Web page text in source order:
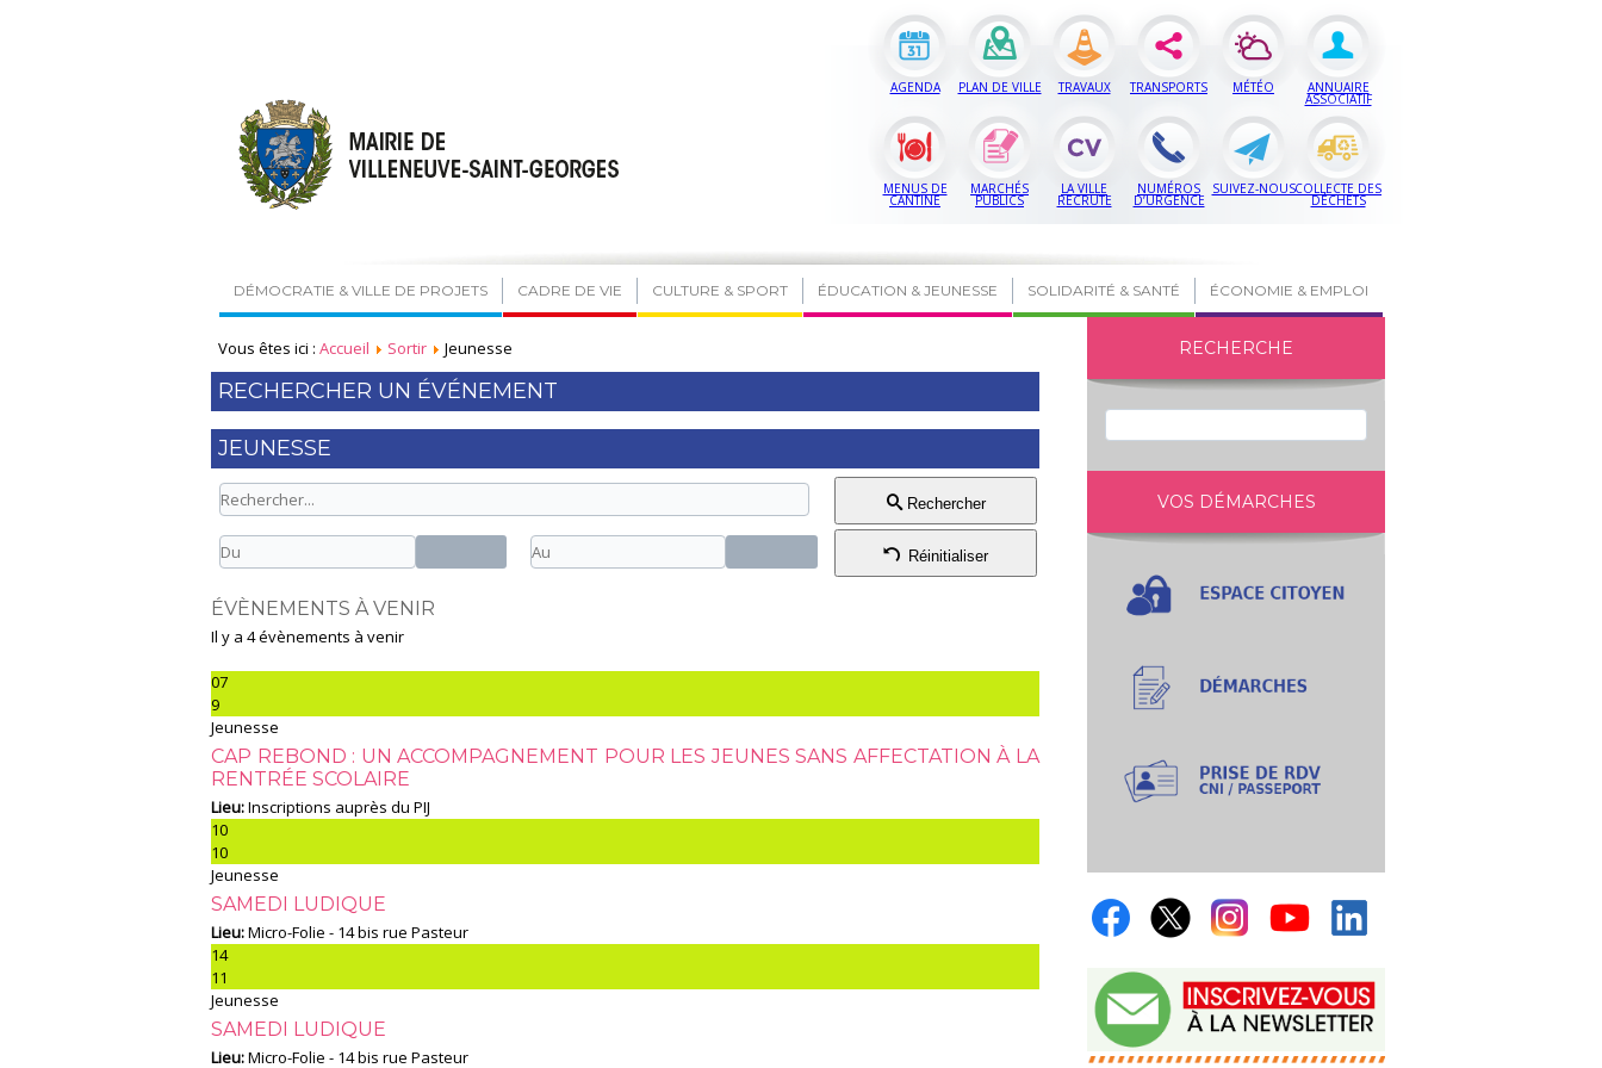
AGENDA PLAN DE VILLE TRAVAUX TRANSPORTS MÉTÉO ANNUAIRE
ASSOCIATIF
MENUS DE
CANTINE
MARCHÉS
PUBLICS
LA VILLE
RECRUTE
NUMÉROS
D’URGENCE
SUIVEZ-NOUSCOLLECTE DES
DÉCHETS
DÉMOCRATIE & VILLE DE PROJETS CADRE DE VIE CULTURE & SPORT ÉDUCATION & JEUNESSE SOLIDARITÉ & SANTÉ ÉCONOMIE & EMPLOI
Vous êtes ici : Accueil Sortir Jeunesse
RECHERCHER UN ÉVÉNEMENT
JEUNESSE
Rechercher
Réinitialiser
ÉVÈNEMENTS À VENIR
Il y a 4 évènements à venir
07
9
Jeunesse
CAP REBOND : UN ACCOMPAGNEMENT POUR LES JEUNES SANS AFFECTATION À LA
RENTRÉE SCOLAIRE
Lieu:Inscriptions auprès du PIJ
10
10
Jeunesse
SAMEDI LUDIQUE
Lieu:Micro-Folie - 14 bis rue Pasteur
14
11
Jeunesse
SAMEDI LUDIQUE
Lieu:Micro-Folie - 14 bis rue Pasteur
RECHERCHE
VOS DÉMARCHES